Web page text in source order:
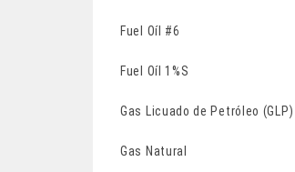
Fuel Oíl #6
Fuel Oíl 1%S
Gas Licuado de Petróleo
Gas Natural